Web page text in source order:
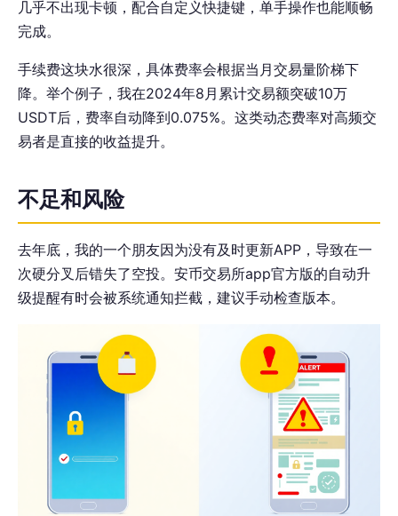
几乎不出现卡顿，配合自定义快捷键，单手操作也能顺畅
完成。
手续费这块水很深，具体费率会根据当月交易量阶梯下
降。举个例子，我在2024年8月累计交易额突破10万
USDT后，费率自动降到0.075%。这类动态费率对高频交
易者是直接的收益提升。
不足和风险
去年底，我的一个朋友因为没有及时更新APP，导致在一
次硬分叉后错失了空投。安币交易所app官方版的自动升
级提醒有时会被系统通知拦截，建议手动检查版本。